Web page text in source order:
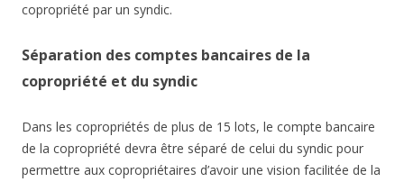
copropriété par un syndic.
Séparation des comptes bancaires de la
copropriété et du syndic
Dans les copropriétés de plus de 15 lots, le compte bancaire
de la copropriété devra être séparé de celui du syndic pour
permettre aux copropriétaires d’avoir une vision facilitée de la